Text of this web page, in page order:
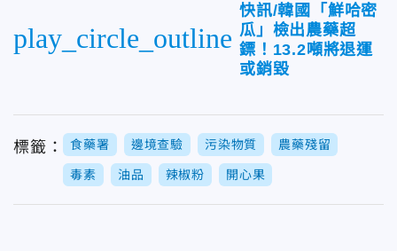
play_circle_outline
快訊/韓國「鮮哈密
瓜」檢出農藥超
鏢！13.2噸將退運
或銷毀
標籤： 食藥署 邊境查驗 污染物質 農藥殘留
毒素 油品 辣椒粉 開心果